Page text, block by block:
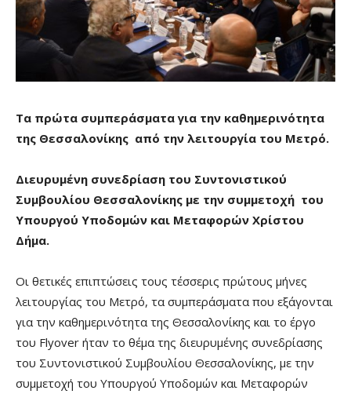
Τα πρώτα συμπεράσματα για την καθημερινότητα
της Θεσσαλονίκης από την λειτουργία του Μετρό.
Διευρυμένη συνεδρίαση του Συντονιστικού
Συμβουλίου Θεσσαλονίκης με την συμμετοχή του
Υπουργού Υποδομών και Μεταφορών Χρίστου
Δήμα.
Οι θετικές επιπτώσεις τους τέσσερις πρώτους μήνες
λειτουργίας του Μετρό, τα συμπεράσματα που εξάγονται
για την καθημερινότητα της Θεσσαλονίκης και το έργο
του Flyover ήταν το θέμα της διευρυμένης συνεδρίασης
του Συντονιστικού Συμβουλίου Θεσσαλονίκης, με την
συμμετοχή του Υπουργού Υποδομών και Μεταφορών